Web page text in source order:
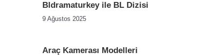
Bldramaturkey ile BL Dizisi
9 Ağustos 2025
Araç Kamerası Modelleri